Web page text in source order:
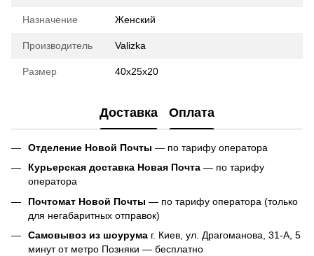
Назначение Женский
Производитель Valizka
Размер 40х25х20
Доставка Оплата
Отделение Новой Почты — по тарифу оператора
Курьерская доставка Новая Почта — по тарифу
оператора
Почтомат Новой Почты — по тарифу оператора (только
для негабаритных отправок)
Самовывоз из шоурума г. Киев, ул. Драгоманова, 31-А, 5
минут от метро Позняки — бесплатно